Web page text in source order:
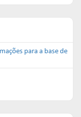
para a base de